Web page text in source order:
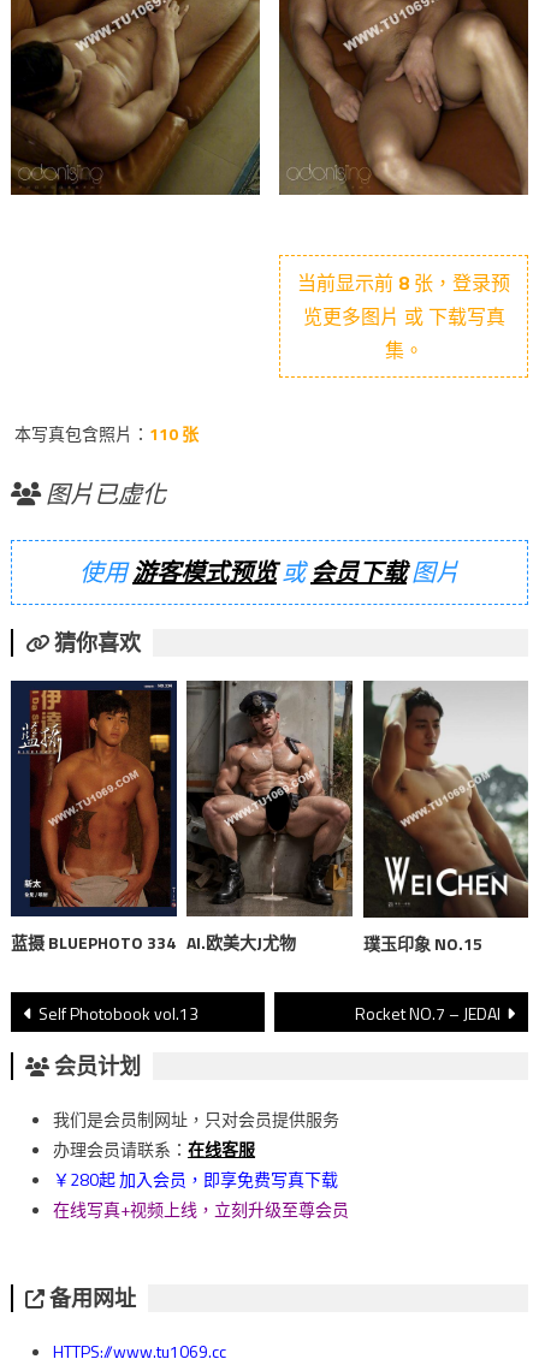
当前显示前 8 张，登录预
览更多图片 或 下载写真
集。
本写真包含照片： 110 张
图片已虚化
使用游客模式预览或会员下载图片
猜你喜欢
蓝摄 BLUEPHOTO 334 AI.欧美大J尤物 璞玉印象 NO.15
文
章
導
覽
Self Photobook vol.13 Rocket NO.7 – JEDAI
会员计划
我们是会员制网址，只对会员提供服务
办理会员请联系： 在线客服
￥280起 加入会员，即享免费写真下载
在线写真+视频上线，立刻升级至尊会员
备用网址
HTTPS://www.tu1069.cc